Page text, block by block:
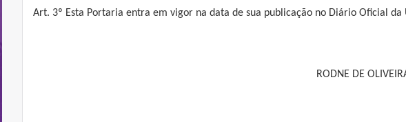
Art. 3º Esta Portaria entra em vigor na data de sua publicação no Diário Oficial da
RODNE DE